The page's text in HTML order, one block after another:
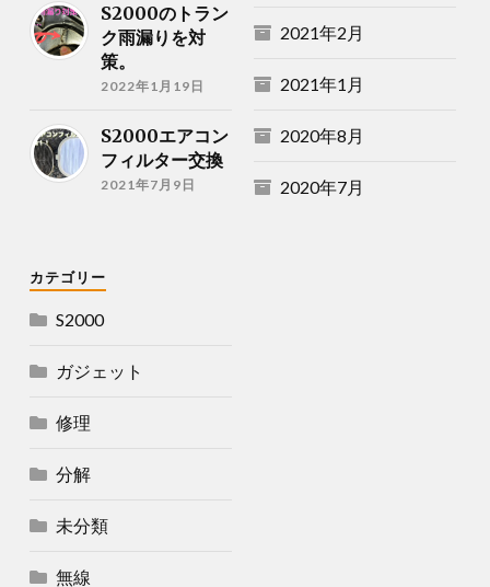
S2000のトラン
ク雨漏りを対
策。
2022年1月19日
S2000エアコン
フィルター交換
2021年7月9日
2021年2月
2021年1月
2020年8月
2020年7月
カテゴリー
S2000
ガジェット
修理
分解
未分類
無線